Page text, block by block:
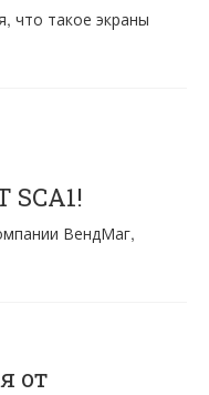
что такое экраны
ВендМаг,
от